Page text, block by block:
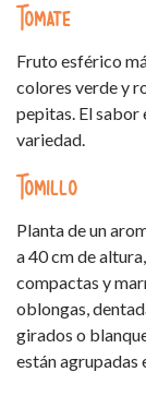
Tomate
Fruto esférico
colores verde y
pepitas. El sabor
variedad.
Tomillo
Planta de un
a 40 cm de
compactas y
oblongas,
girados o
están agrupadas